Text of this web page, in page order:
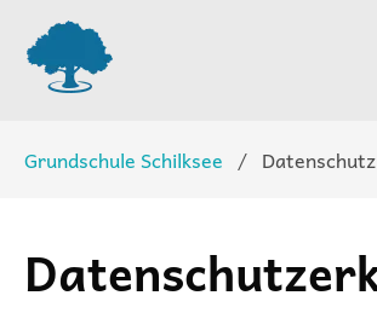
überspringen
Grundschule Schilksee Datenschutz